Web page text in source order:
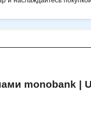
monobank |